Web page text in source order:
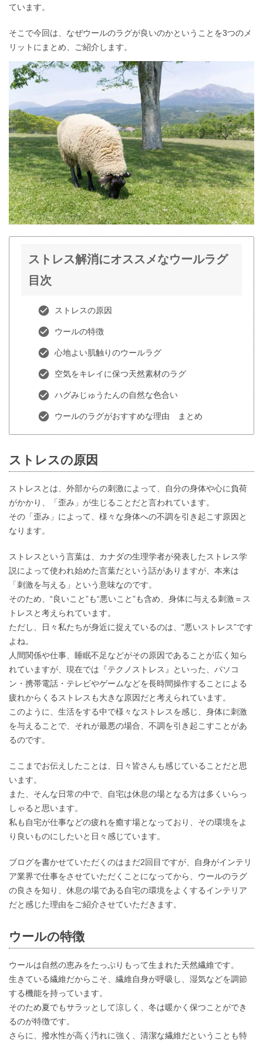
ています。
そこで今回は、なぜウールのラグが良いのかということを3つのメ
リットにまとめ、ご紹介します。
ストレス解消にオススメなウールラグ
目次
ストレスの原因
ウールの特徴
心地よい肌触りのウールラグ
空気をキレイに保つ天然素材のラグ
ハグみじゅうたんの自然な色合い
ウールのラグがおすすめな理由 まとめ
ストレスの原因
ストレスとは、外部からの刺激によって、自分の身体や心に負荷
がかかり、「歪み」が生じることだと言われています。
その「歪み」によって、様々な身体への不調を引き起こす原因と
なります。
ストレスという言葉は、カナダの生理学者が発表したストレス学
説によって使われ始めた言葉だという話がありますが、本来は
「刺激を与える」という意味なのです。
そのため、“良いこと”も“悪いこと”も含め、身体に与える刺激＝ス
トレスと考えられています。
ただし、日々私たちが身近に捉えているのは、“悪いストレス”です
よね。
人間関係や仕事、睡眠不足などがその原因であることが広く知ら
れていますが、現在では『テクノストレス』といった、パソコ
ン・携帯電話・テレビやゲームなどを長時間操作することによる
疲れからくるストレスも大きな原因だと考えられています。
このように、生活をする中で様々なストレスを感じ、身体に刺激
を与えることで、それが最悪の場合、不調を引き起こすことがあ
るのです。
ここまでお伝えしたことは、日々皆さんも感じていることだと思
います。
また、そんな日常の中で、自宅は休息の場となる方は多くいらっ
しゃると思います。
私も自宅が仕事などの疲れを癒す場となっており、その環境をよ
り良いものにしたいと日々感じています。
ブログを書かせていただくのはまだ2回目ですが、自身がインテリ
ア業界で仕事をさせていただくことになってから、ウールのラグ
の良さを知り、休息の場である自宅の環境をよくするインテリア
だと感じた理由をご紹介させていただきます。
ウールの特徴
ウールは自然の恵みをたっぷりもって生まれた天然繊維です。
生きている繊維だからこそ、繊維自身が呼吸し、湿気などを調節
する機能を持っています。
そのため夏でもサラッとして涼しく、冬は暖かく保つことができ
るのが特徴です。
さらに、撥水性が高く汚れに強く、清潔な繊維だということも特